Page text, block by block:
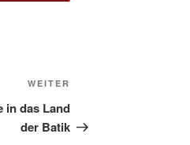
Beitrag
WEITER
in das Land
der Batik